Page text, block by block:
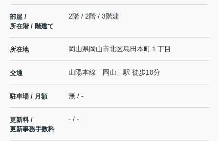
部屋 /
所在階 / 階建て
2階 / 2階 / 3階建
所在地 岡山県岡山市北区島田本町 １丁目
交通 山陽本線 「 岡山 」駅 徒歩10分
駐車場 / 月額 無 / -
更新料 /
更新事務手数料
- / -